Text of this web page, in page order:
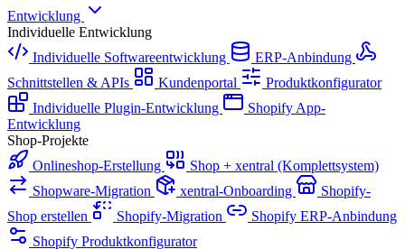
Entwicklung
Individuelle Entwicklung
Individuelle Softwareentwicklung
ERP-Anbindung
Schnittstellen & APIs
Kundenportal
Produktkonfigurator
Individuelle Plugin-Entwicklung
Shopify App-
Entwicklung
Shop-Projekte
Onlineshop-Erstellung
Shop + xentral (Komplettsystem)
Shopware-Migration
xentral-Onboarding
Shopify-
Shop erstellen
Shopify-Migration
Shopify ERP-Anbindung
Shopify Produktkonfigurator